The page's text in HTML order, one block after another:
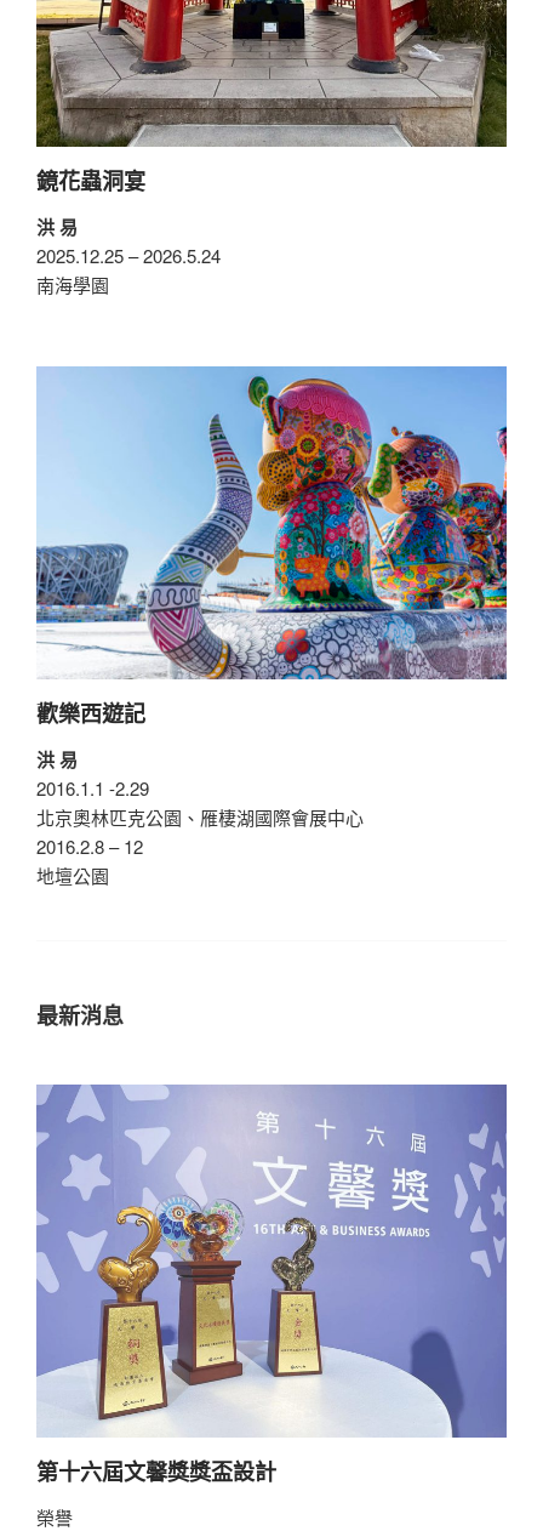
鏡花蟲洞宴
洪 易
2025.12.25 – 2026.5.24
南海學園
歡樂西遊記
洪 易
2016.1.1 -2.29
北京奧林匹克公園、雁棲湖國際會展中心
2016.2.8 – 12
地壇公園
最新消息
第十六屆文馨獎獎盃設計
榮譽